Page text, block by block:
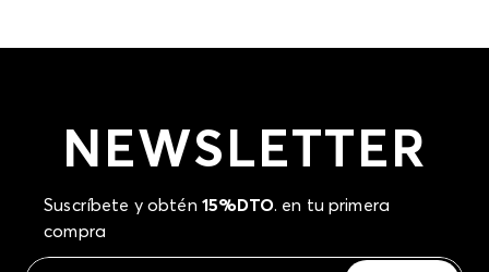
NEWSLETTER
Suscríbete y obtén 15%DTO. en tu primera
compra